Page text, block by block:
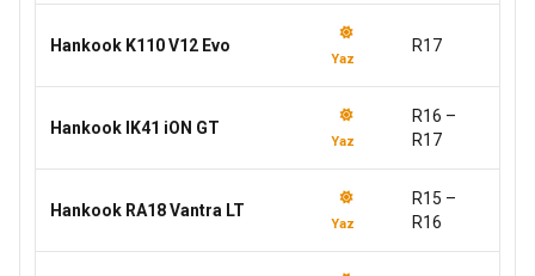
Hankook K110 V12 Evo
Yaz
R17
Hankook IK41 iON GT
Yaz
R16 –
R17
Hankook RA18 Vantra LT
Yaz
R15 –
R16